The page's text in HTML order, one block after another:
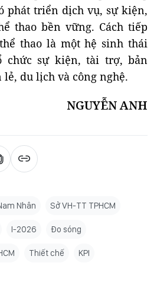
phát triển dịch vụ, sự kiện,
thao bền vững. Cách tiếp
thao là một hệ sinh thái
chức sự kiện, tài trợ, bản
lẻ, du lịch và công nghệ.
NGUYỄN ANH
Nhân Sở VH-TT TPHCM
I-2026 Đo sóng
Thiết chế KPI